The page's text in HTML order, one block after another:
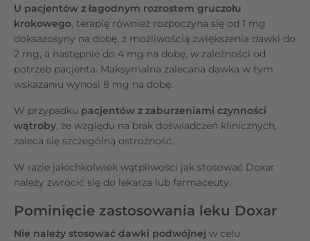
U pacjentów z łagodnym rozrostem gruczołu
krokowego, terapię również rozpoczyna się od 1 mg
doksazosyny na dobę, z możliwością zwiększenia dawki do
2 mg, a następnie do 4 mg na dobę, w zależności od
potrzeb pacjenta. Maksymalna zalecana dawka w tym
wskazaniu wynosi 8 mg na dobę.
W przypadku pacjentów z zaburzeniami czynności
wątroby, ze względu na brak doświadczeń klinicznych,
zaleca się szczególną ostrożność.
W razie jakichkolwiek wątpliwości jak stosować Doxar
należy zwrócić się do lekarza lub farmaceuty.
Pominięcie zastosowania leku Doxar
Nie należy stosować dawki podwójnej w celu